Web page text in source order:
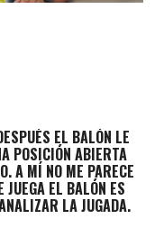
EL BALÓN LE
POSICIÓN ABIERTA
A MÍ NO ME PARECE
JUEGA EL BALÓN ES
LA JUGADA.